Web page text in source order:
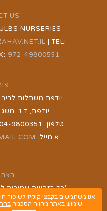
US
NURSERIES
| TEL:
972-49800551
יודפת משתלות
יודפת, ד.נ. משגב,
אימייל:
"כל הזכויות
נבנה ע''י חברת
אנו משתמשים בקבצי קוקיז לשיפור
שימוש באתר מהווה הסכמה